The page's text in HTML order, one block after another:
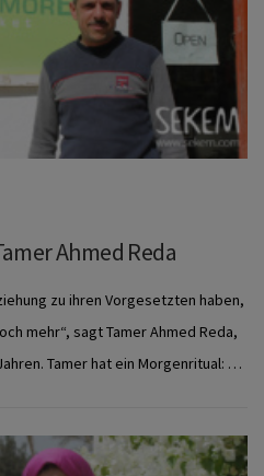
Ahmed Reda
zu ihren Vorgesetzten haben,
mehr“, sagt Tamer Ahmed Reda,
Tamer hat ein Morgenritual: …